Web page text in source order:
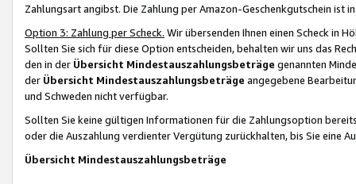
Zahlungsart angibst. Die Zahlung per Amazon-Geschenkgutschein ist
Option 3: Zahlung per Scheck. Wir übersenden Ihnen einen Scheck in
Sollten Sie sich für diese Option entscheiden, behalten wir uns das
den in der Übersicht Mindestauszahlungsbeträge genannten
der Übersicht Mindestauszahlungsbeträge angegebene
und Schweden nicht verfügbar.
Sollten Sie keine gültigen Informationen für die Zahlungsoption
oder die Auszahlung verdienter Vergütung zurückhalten, bis Sie
Übersicht Mindestauszahlungsbeträge